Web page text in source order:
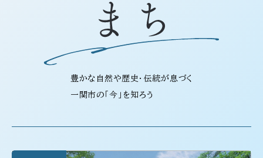
豊かな自然や歴史・伝統が息づく
一関市の「今」を知ろう